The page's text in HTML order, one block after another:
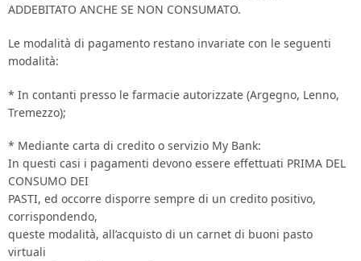
ADDEBITATO ANCHE SE NON CONSUMATO.
Le modalità di pagamento restano invariate con le seguenti
modalità:
* In contanti presso le farmacie autorizzate (Argegno, Lenno,
Tremezzo);
* Mediante carta di credito o servizio My Bank:
In questi casi i pagamenti devono essere effettuati PRIMA DEL
CONSUMO DEI
PASTI, ed occorre disporre sempre di un credito positivo,
corrispondendo,
queste modalità, all’acquisto di un carnet di buoni pasto
virtuali